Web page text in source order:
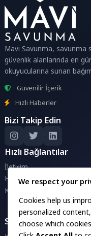
Mavi Savunma, savunma
güvenlik alanlarında en
okuyucularına sunan
Güvenilir İçerik
Hızlı Haberler
Bizi Takip Edin
Hızlı Bağlantılar
İletişim
Hakkımızda
Künye
Savunma Sanayii
We respect your
Cookies help us
personalized
choose which